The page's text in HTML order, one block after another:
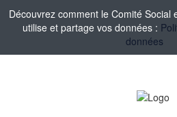
Découvrez comment le Comité Social
utilise et partage vos données :
données